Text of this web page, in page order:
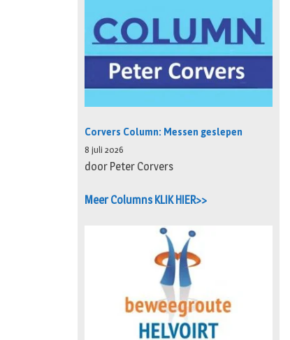
Corvers Column: Messen geslepen
8 juli 2026
door Peter Corvers
Meer Columns KLIK HIER>>